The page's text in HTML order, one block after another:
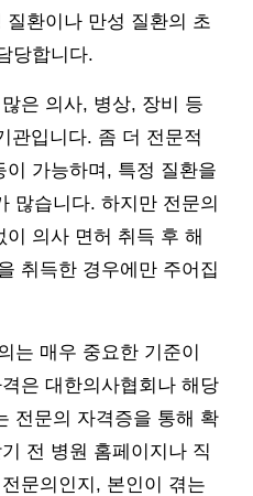
환이나 만성 질환의 초
당합니다.
은 의사, 병상, 장비 등
관입니다. 좀 더 전문적
가능하며, 특정 질환을
많습니다. 하지만 전문의
의사 면허 취득 후 해
취득한 경우에만 주어집
는 매우 중요한 기준이
은 대한의사협회나 해당
전문의 자격증을 통해 확
전 병원 홈페이지나 직
문의인지, 본인이 겪는